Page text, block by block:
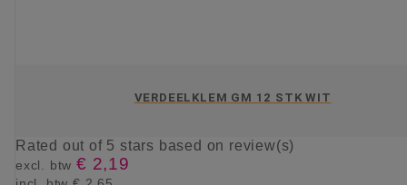
VERDEELKLEM GM 12 STK WIT
Rated out of 5 stars based on review(s)
excl. btw € 2,19